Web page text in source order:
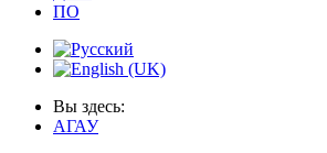
ПО
Вы здесь:
АГАУ